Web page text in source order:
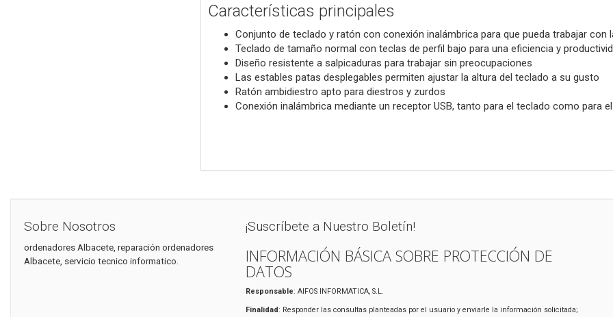
Características principales
Conjunto de teclado y ratón con conexión inalámbrica para que pueda trabajar con
Teclado de tamaño normal con teclas de perfil bajo para una eficiencia y
Diseño resistente a salpicaduras para trabajar sin preocupaciones
Las estables patas desplegables permiten ajustar la altura del teclado a su gusto
Ratón ambidiestro apto para diestros y zurdos
Conexión inalámbrica mediante un receptor USB, tanto para el teclado como para
Sobre Nosotros
ordenadores Albacete, reparación ordenadores
Albacete, servicio tecnico informatico.
¡Suscríbete a Nuestro Boletín!
INFORMACIÓN BÁSICA SOBRE PROTECCIÓN DE
DATOS
Responsable: AIFOS INFORMATICA, S.L.
Finalidad: Responder las consultas planteadas por el usuario y enviarle la información solicitada;